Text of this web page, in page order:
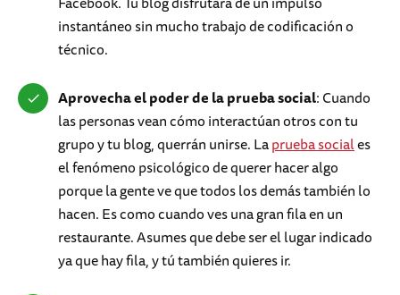
instantáneo sin mucho trabajo de codificación o
técnico.
Aprovecha el poder de la prueba social: Cuando
las personas vean cómo interactúan otros con tu
grupo y tu blog, querrán unirse. Laprueba sociales
el fenómeno psicológico de querer hacer algo
porque la gente ve que todos los demás también lo
hacen. Es como cuando ves una gran fila en un
restaurante. Asumes que debe ser el lugar indicado
ya que hay fila, y tú también quieres ir.